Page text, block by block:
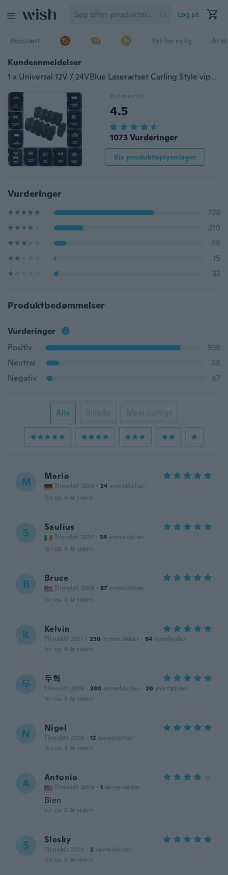
Log på
Populært Set for nylig At
Kundeanmeldelser
1 x Universal 12V / 24VBlue Laserætset Carling Style vippekontakt Narva ARB Dual Bagbelyst LED Til Biler Trailer RV Motorcykel Båd osv.
Generel
4.5
1073 Vurderinger
Vis produktoplysninger
Vurderinger
728
210
88
15
32
Produktbedømmelser
Vurderinger
Positiv
938
Neutral
88
Negativ
47
Alle Billede Mest nyttigt
M Mario
Tilmeldt 2018 · 24 anmeldelser
for ca. 4 år siden
S Saulius
Tilmeldt 2017 · 34 anmeldelser
for ca. 4 år siden
B Bruce
Tilmeldt 2018 · 87 anmeldelser
for ca. 4 år siden
K Kelvin
Tilmeldt 2017 · 250 anmeldelser · 84 overførsler
for ca. 4 år siden
두 두혁
Tilmeldt 2019 · 280 anmeldelser · 20 overførsler
for ca. 4 år siden
N Nigel
Tilmeldt 2018 · 12 anmeldelser
for ca. 4 år siden
A Antonio
Tilmeldt 2019 · 1 anmeldelser
Bien
for ca. 5 år siden
S Slesky
Tilmeldt 2018 · 2 anmeldelser
for ca. 5 år siden